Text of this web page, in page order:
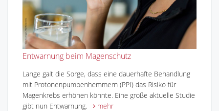
Entwarnung beim Magenschutz
Lange galt die Sorge, dass eine dauerhafte Behandlung
mit Protonenpumpenhemmern (PPI) das Risiko für
Magenkrebs erhöhen könnte. Eine große aktuelle Studie
gibt nun Entwarnung.
mehr